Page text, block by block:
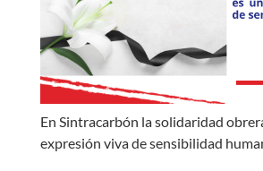
En Sintracarbón la solidaridad
expresión viva de sensibilidad